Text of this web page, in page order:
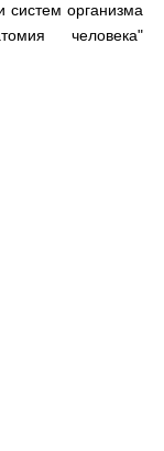
систем организма
человека"